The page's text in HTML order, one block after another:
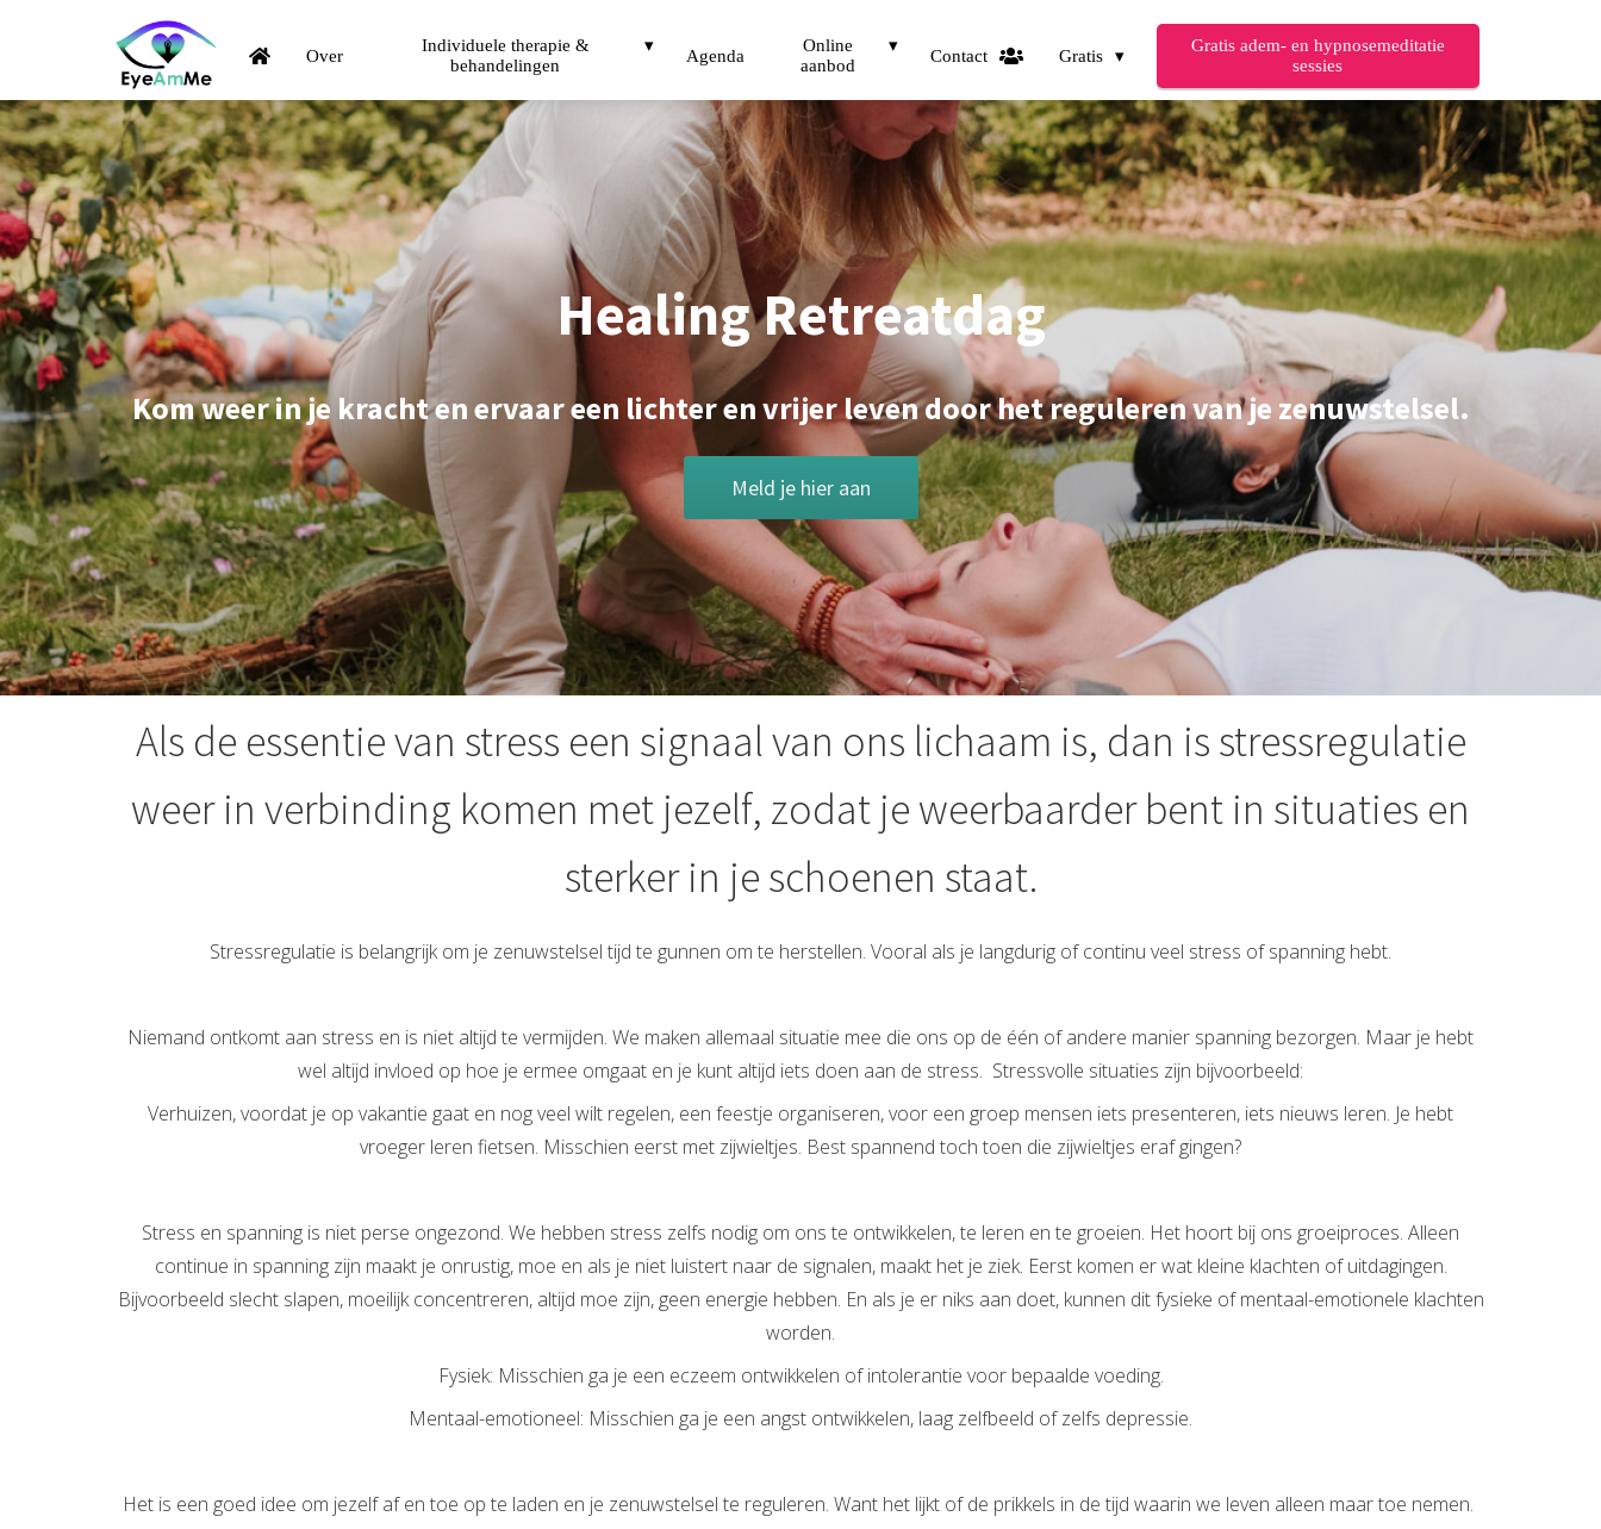
Over
Individuele therapie &
behandelingen
Agenda
Online
aanbod
Contact Gratis
Gratis adem- en hypnosemeditatie
sessies
Healing Retreatdag
Kom weer in je kracht en ervaar een lichter en vrijer leven door het reguleren van je zenuwstelsel.
Meld je hier aan
Als de essentie van stress een signaal van ons lichaam is, dan is stressregulatie
weer in verbinding komen met jezelf, zodat je weerbaarder bent in situaties en
sterker in je schoenen staat.
Stressregulatie is belangrijk om je zenuwstelsel tijd te gunnen om te herstellen. Vooral als je langdurig of continu veel stress of spanning hebt.
Niemand ontkomt aan stress en is niet altijd te vermijden. We maken allemaal situatie mee die ons op de één of andere manier spanning bezorgen. Maar je hebt
wel altijd invloed op hoe je ermee omgaat en je kunt altijd iets doen aan de stress. Stressvolle situaties zijn bijvoorbeeld:
Verhuizen, voordat je op vakantie gaat en nog veel wilt regelen, een feestje organiseren, voor een groep mensen iets presenteren, iets nieuws leren. Je hebt
vroeger leren fietsen. Misschien eerst met zijwieltjes. Best spannend toch toen die zijwieltjes eraf gingen?
Stress en spanning is niet perse ongezond. We hebben stress zelfs nodig om ons te ontwikkelen, te leren en te groeien. Het hoort bij ons groeiproces. Alleen
continue in spanning zijn maakt je onrustig, moe en als je niet luistert naar de signalen, maakt het je ziek. Eerst komen er wat kleine klachten of uitdagingen.
Bijvoorbeeld slecht slapen, moeilijk concentreren, altijd moe zijn, geen energie hebben. En als je er niks aan doet, kunnen dit fysieke of mentaal-emotionele klachten
worden.
Fysiek: Misschien ga je een eczeem ontwikkelen of intolerantie voor bepaalde voeding.
Mentaal-emotioneel: Misschien ga je een angst ontwikkelen, laag zelfbeeld of zelfs depressie.
Het is een goed idee om jezelf af en toe op te laden en je zenuwstelsel te reguleren. Want het lijkt of de prikkels in de tijd waarin we leven alleen maar toe nemen.